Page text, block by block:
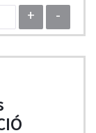
+
-